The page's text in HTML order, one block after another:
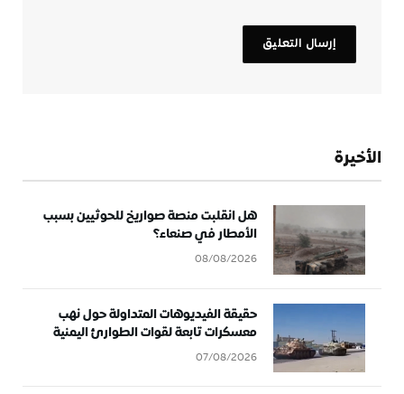
الأخيرة
هل انقلبت منصة صواريخ للحوثيين بسبب
الأمطار في صنعاء؟
08/08/2026
حقيقة الفيديوهات المتداولة حول نهب
معسكرات تابعة لقوات الطوارئ اليمنية
07/08/2026